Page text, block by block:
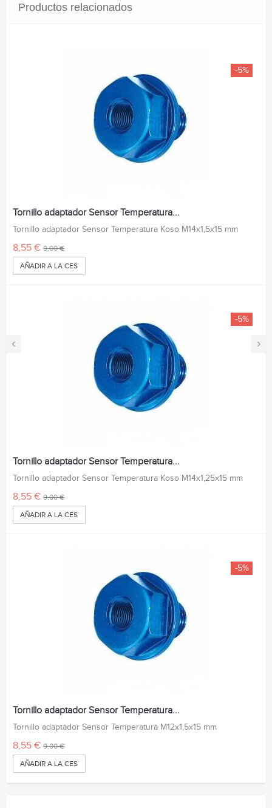
Productos relacionados
‹ ›
-5%
Tornillo adaptador Sensor Temperatura...
Tornillo adaptador Sensor Temperatura Koso M14x1,5x15 mm
8,55 € 9,00 €
AÑADIR A LA CESTA
-5%
Tornillo adaptador Sensor Temperatura...
Tornillo adaptador Sensor Temperatura Koso M14x1,25x15 mm
8,55 € 9,00 €
AÑADIR A LA CESTA
-5%
Tornillo adaptador Sensor Temperatura...
Tornillo adaptador Sensor Temperatura M12x1,5x15 mm
8,55 € 9,00 €
AÑADIR A LA CESTA